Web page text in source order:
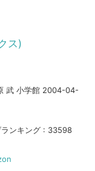
ス)
武 小学館 2004-04-
ランキング : 33598